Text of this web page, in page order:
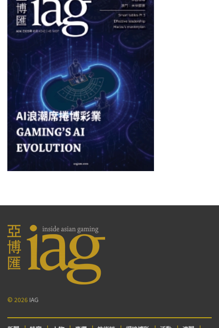
© 2026 IAG